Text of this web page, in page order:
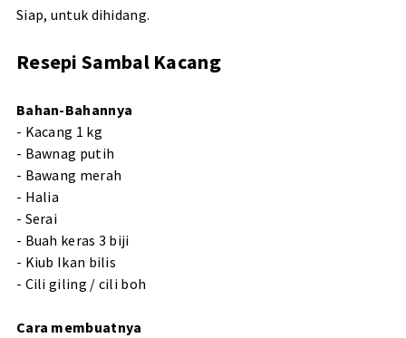
Siap, untuk dihidang.
Resepi Sambal Kacang
Bahan-Bahannya
- Kacang 1 kg
- Bawnag putih
- Bawang merah
- Halia
- Serai
- Buah keras 3 biji
- Kiub Ikan bilis
- Cili giling / cili boh
Cara membuatnya